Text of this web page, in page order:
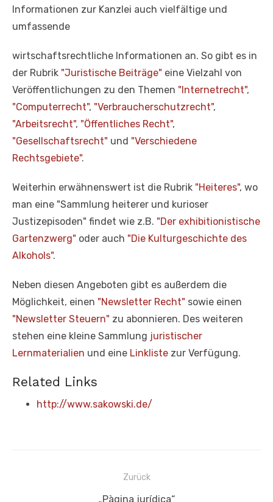
Informationen zur Kanzlei auch vielfältige und
umfassende
wirtschaftsrechtliche Informationen an. So gibt es in
der Rubrik "Juristische Beiträge" eine Vielzahl von
Veröffentlichungen zu den Themen "Internetrecht",
"Computerrecht", "Verbraucherschutzrecht",
"Arbeitsrecht", "Öffentliches Recht",
"Gesellschaftsrecht" und "Verschiedene
Rechtsgebiete".
Weiterhin erwähnenswert ist die Rubrik "Heiteres", wo
man eine "Sammlung heiterer und kurioser
Justizepisoden" findet wie z.B. "Der exhibitionistische
Gartenzwerg" oder auch "Die Kulturgeschichte des
Alkohols".
Neben diesen Angeboten gibt es außerdem die
Möglichkeit, einen "Newsletter Recht" sowie einen
"Newsletter Steuern" zu abonnieren. Des weiteren
stehen eine kleine Sammlung juristischer
Lernmaterialien und eine Linkliste zur Verfügung.
Related Links
http://www.sakowski.de/
Beitragsnavigation
Zurück
Vorheriger
„Pàgina jurídica“